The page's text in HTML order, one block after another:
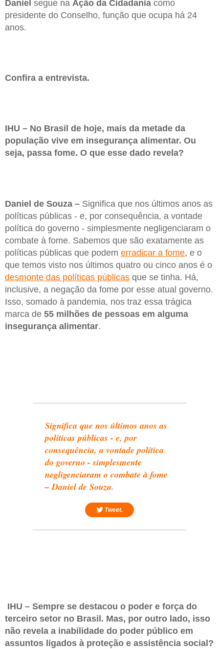
Daniel segue na Ação da Cidadania como
presidente do Conselho, função que ocupa há 24
anos.
Confira a entrevista.
IHU – No Brasil de hoje, mais da metade da
população vive em insegurança alimentar. Ou
seja, passa fome. O que esse dado revela?
Daniel de Souza – Significa que nos últimos anos as
políticas públicas - e, por consequência, a vontade
política do governo - simplesmente negligenciaram o
combate à fome. Sabemos que são exatamente as
políticas públicas que podem erradicar a fome, e o
que temos visto nos últimos quatro ou cinco anos é o
desmonte das políticas públicas que se tinha. Há,
inclusive, a negação da fome por esse atual governo.
Isso, somado à pandemia, nos traz essa trágica
marca de 55 milhões de pessoas em alguma
insegurança alimentar.
Significa que nos últimos anos as
políticas públicas - e, por
consequência, a vontade política
do governo - simplesmente
negligenciaram o combate à fome
– Daniel de Souza.
Tweet.
IHU – Sempre se destacou o poder e força do
terceiro setor no Brasil. Mas, por outro lado, isso
não revela a inabilidade do poder público em
assuntos ligados à proteção e assistência social?